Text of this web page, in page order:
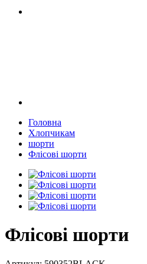
Головна
Хлопчикам
шорти
Флісові шорти
Флісові шорти